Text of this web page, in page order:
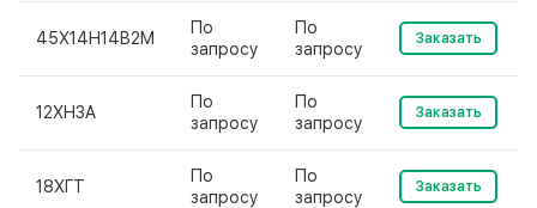
45Х14Н14В2М
По
запросу
По
запросу
Заказать
12ХН3А
По
запросу
По
запросу
Заказать
18ХГТ
По
запросу
По
запросу
Заказать